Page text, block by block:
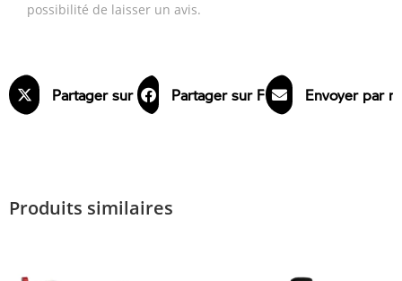
possibilité de laisser un avis.
Partager sur X Partager sur FacebookEnvoyer par
Produits similaires